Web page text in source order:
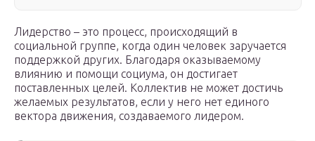
Лидерство – это процесс, происходящий в
социальной группе, когда один человек заручается
поддержкой других. Благодаря оказываемому
влиянию и помощи социума, он достигает
поставленных целей. Коллектив не может достичь
желаемых результатов, если у него нет единого
вектора движения, создаваемого лидером.